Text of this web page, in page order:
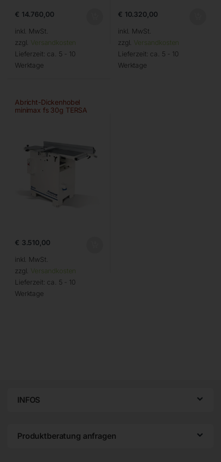
€ 14.760,00
inkl. MwSt.
zzgl. Versandkosten
Lieferzeit: ca. 5 - 10
Werktage
€ 10.320,00
inkl. MwSt.
zzgl. Versandkosten
Lieferzeit: ca. 5 - 10
Werktage
Abricht-Dickenhobel
minimax fs 30g TERSA
€ 3.510,00
inkl. MwSt.
zzgl. Versandkosten
Lieferzeit: ca. 5 - 10
Werktage
INFOS
Produktberatung anfragen